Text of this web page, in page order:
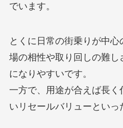
でいます。
とくに日常の街乗りが中
場の相性や取り回しの難し
になりやすいです。
一方で、用途が合えば長く
いリセールバリューといっ